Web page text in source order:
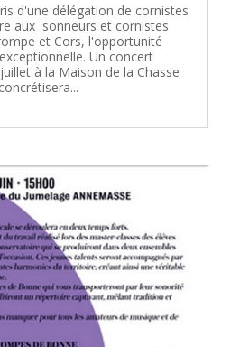
d'une délégation de cornistes
aux sonneurs et cornistes
et Cors, l'opportunité
Un concert
à la Maison de la Chasse